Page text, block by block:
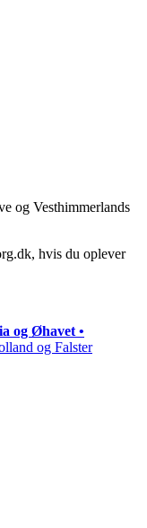
og Vesthimmerlands
hvis du oplever
og Øhavet •
og Falster